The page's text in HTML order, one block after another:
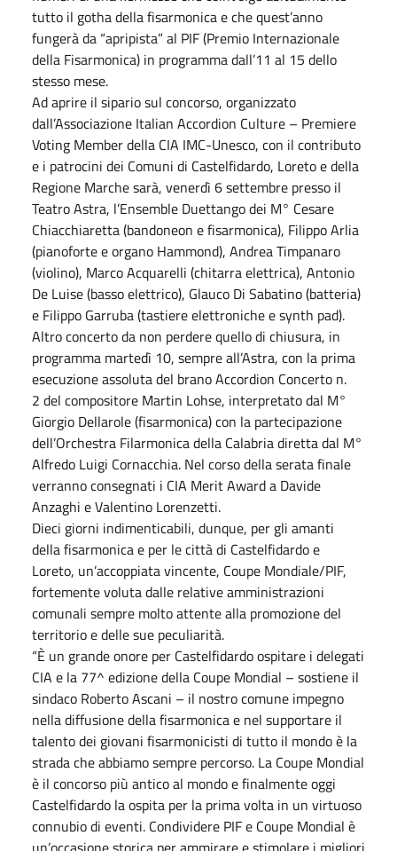
tutto il gotha della fisarmonica e che quest’anno
fungerà da “apripista” al PIF (Premio Internazionale
della Fisarmonica) in programma dall’11 al 15 dello
stesso mese.
Ad aprire il sipario sul concorso, organizzato
dall’Associazione Italian Accordion Culture – Premiere
Voting Member della CIA IMC-Unesco, con il contributo
e i patrocini dei Comuni di Castelfidardo, Loreto e della
Regione Marche sarà, venerdì 6 settembre presso il
Teatro Astra, l’Ensemble Duettango dei M° Cesare
Chiacchiaretta (bandoneon e fisarmonica), Filippo Arlia
(pianoforte e organo Hammond), Andrea Timpanaro
(violino), Marco Acquarelli (chitarra elettrica), Antonio
De Luise (basso elettrico), Glauco Di Sabatino (batteria)
e Filippo Garruba (tastiere elettroniche e synth pad).
Altro concerto da non perdere quello di chiusura, in
programma martedì 10, sempre all’Astra, con la prima
esecuzione assoluta del brano Accordion Concerto n.
2 del compositore Martin Lohse, interpretato dal M°
Giorgio Dellarole (fisarmonica) con la partecipazione
dell’Orchestra Filarmonica della Calabria diretta dal M°
Alfredo Luigi Cornacchia. Nel corso della serata finale
verranno consegnati i CIA Merit Award a Davide
Anzaghi e Valentino Lorenzetti.
Dieci giorni indimenticabili, dunque, per gli amanti
della fisarmonica e per le città di Castelfidardo e
Loreto, un’accoppiata vincente, Coupe Mondiale/PIF,
fortemente voluta dalle relative amministrazioni
comunali sempre molto attente alla promozione del
territorio e delle sue peculiarità.
“È un grande onore per Castelfidardo ospitare i delegati
CIA e la 77^ edizione della Coupe Mondial – sostiene il
sindaco Roberto Ascani – il nostro comune impegno
nella diffusione della fisarmonica e nel supportare il
talento dei giovani fisarmonicisti di tutto il mondo è la
strada che abbiamo sempre percorso. La Coupe Mondial
è il concorso più antico al mondo e finalmente oggi
Castelfidardo la ospita per la prima volta in un virtuoso
connubio di eventi. Condividere PIF e Coupe Mondial è